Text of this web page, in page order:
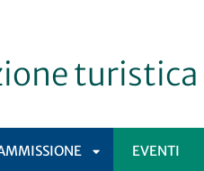
EVENTI